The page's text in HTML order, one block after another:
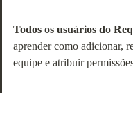
Todos os usuários do
aprender como adicionar,
equipe e atribuir